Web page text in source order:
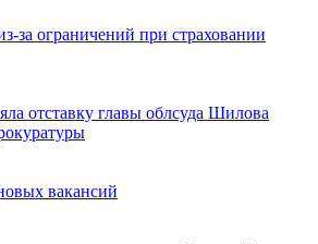
за ограничений при страховании
отставку главы облсуда Шилова
вакансий